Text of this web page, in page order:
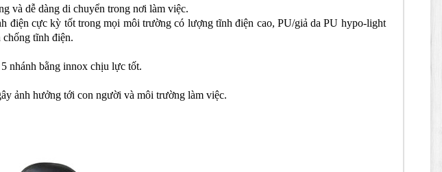
và dễ dàng di chuyển trong nơi làm việc.
điện cực kỳ tốt trong mọi môi trường có lượng tĩnh điện cao, PU/giả da PU hypo-light
tĩnh điện.
nhánh bằng innox chịu lực tốt.
ảnh hưởng tới con người và môi trường làm việc.